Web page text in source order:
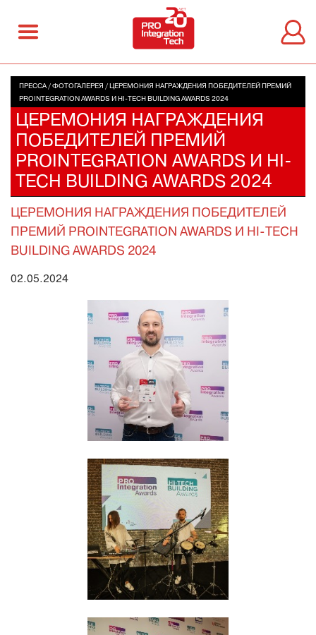
ПРЕССА / ФОТОГАЛЕРЕЯ / ЦЕРЕМОНИЯ НАГРАЖДЕНИЯ ПОБЕДИТЕЛЕЙ ПРЕМИЙ
PROINTEGRATION AWARDS И HI-TECH BUILDING AWARDS 2024
ЦЕРЕМОНИЯ НАГРАЖДЕНИЯ
ПОБЕДИТЕЛЕЙ ПРЕМИЙ
PROINTEGRATION AWARDS И HI-
TECH BUILDING AWARDS 2024
ЦЕРЕМОНИЯ НАГРАЖДЕНИЯ ПОБЕДИТЕЛЕЙ
ПРЕМИЙ PROINTEGRATION AWARDS И HI-TECH
BUILDING AWARDS 2024
02.05.2024